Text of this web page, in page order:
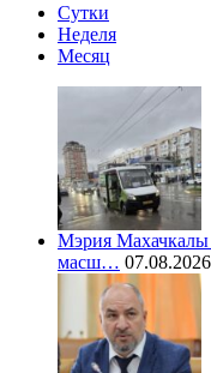
Сутки
Неделя
Месяц
Мэрия Махачкалы
масш…